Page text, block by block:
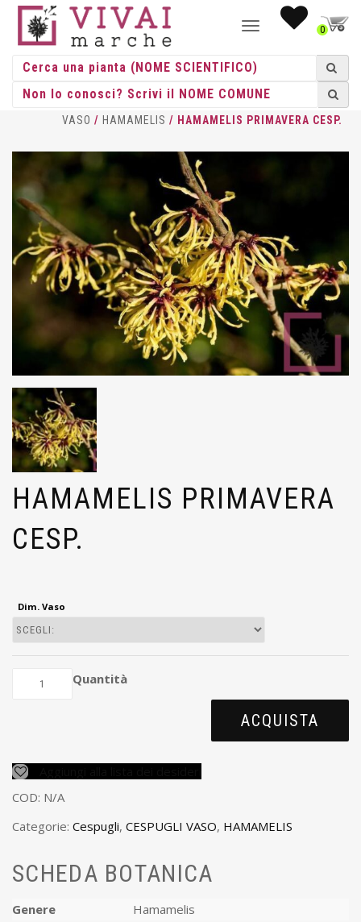
NAVIGAZIONE0
HOME /CESPUGLI CESPUGLI
VASO / HAMAMELIS / HAMAMELIS PRIMAVERA CESP.
HAMAMELIS PRIMAVERA
CESP.
Dim. Vaso
Quantità
ACQUISTA
COD: N/A
Categorie: Cespugli, CESPUGLI VASO, HAMAMELIS
SCHEDA BOTANICA
Genere
Hamamelis